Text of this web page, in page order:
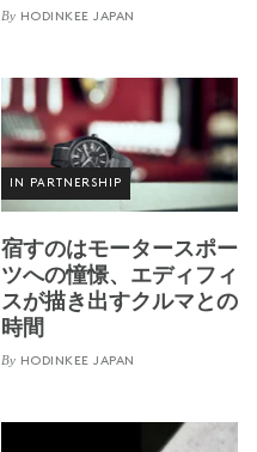
By HODINKEE JAPAN
IN PARTNERSHIP
宿すのはモータースポー
ツへの憧憬、エディフィ
スが描き出すクルマとの
時間
By HODINKEE JAPAN